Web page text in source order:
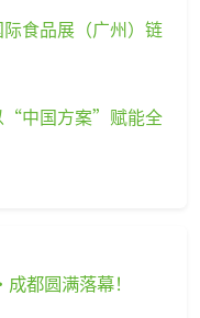
食品展（广州）链
“中国方案”赋能全
都圆满落幕！